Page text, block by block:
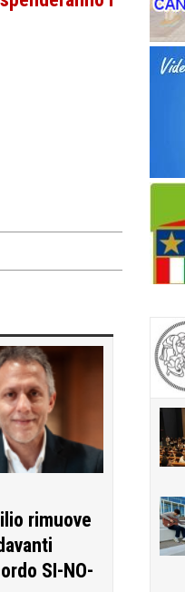
rimuove
SI-NO-